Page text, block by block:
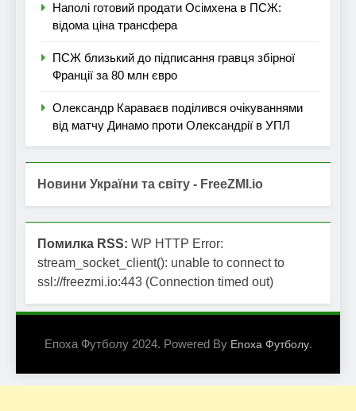
Наполі готовий продати Осімхена в ПСЖ:
відома ціна трансфера
ПСЖ близький до підписання гравця збірної
Франції за 80 млн євро
Олександр Караваєв поділився очікуваннями
від матчу Динамо проти Олександрії в УПЛ
Новини України та світу - FreeZMI.io
Помилка RSS: WP HTTP Error:
stream_socket_client(): unable to connect to
ssl://freezmi.io:443 (Connection timed out)
Епоха Футболу 2024. Powered By Епоха Футболу.